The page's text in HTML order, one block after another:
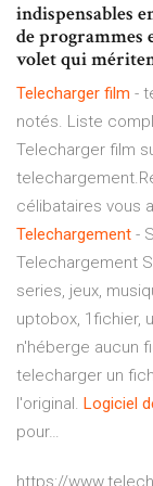
indispensables
de programmes
volet qui
Telecharger film -
notés. Liste
Telecharger film
célibataires vous
Telechargement -
Telechargement
series, jeux,
uptobox, 1fichier,
n'héberge aucun
telecharger un
l'original. Logiciel
pour…